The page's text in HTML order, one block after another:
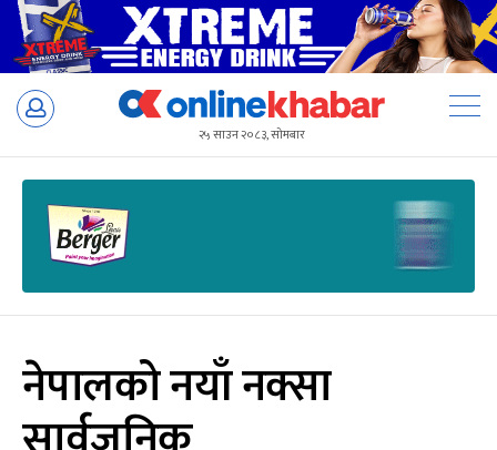
Skip
२५ साउन २०८३, सोमबार
नेपालको नयाँ नक्सा